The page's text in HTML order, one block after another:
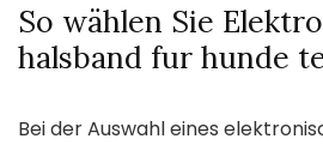
So wählen Sie
halsband fur hunde
Bei der Auswahl eines